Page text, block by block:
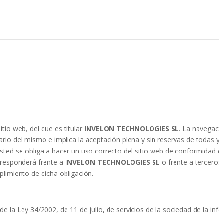
web, del que es titular INVELON TECHNOLOGIES SL. La
del mismo e implica la aceptación plena y sin reservas de todas
se obliga a hacer un uso correcto del sitio web de
frente a INVELON TECHNOLOGIES SL o frente a
de dicha obligación.
la Ley 34/2002, de 11 de julio, de servicios de la sociedad de la